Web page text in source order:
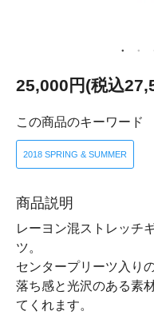
25,000円(税込
この商品のキーワード
2018 SPRING & SUMMER
商品説明
レーヨン混ストレッチ
ツ。
センタープリーツ入り
落ち感と光沢のある素
てくれます。